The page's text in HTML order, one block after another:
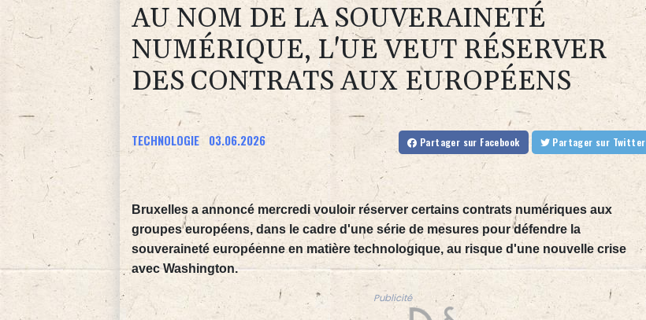
AU NOM DE LA SOUVERAINETÉ
NUMÉRIQUE, L'UE VEUT RÉSERVER
DES CONTRATS AUX EUROPÉENS
TECHNOLOGIE 03.06.2026 Partager sur Facebook Partager sur Twitter
Bruxelles a annoncé mercredi vouloir réserver certains contrats numériques aux
groupes européens, dans le cadre d'une série de mesures pour défendre la
souveraineté européenne en matière technologique, au risque d'une nouvelle crise
avec Washington.
Publicité